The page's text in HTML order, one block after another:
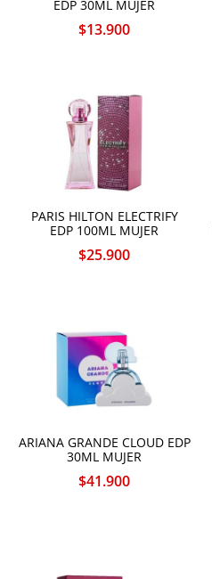
EDP 30ML MUJER
$13.900
PARIS HILTON ELECTRIFY
EDP 100ML MUJER
$25.900
ARIANA GRANDE CLOUD EDP
30ML MUJER
$41.900